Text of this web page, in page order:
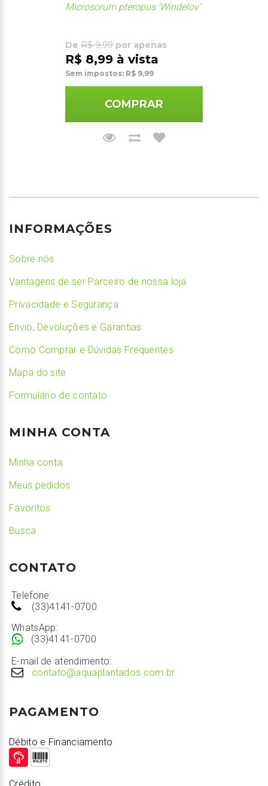
Microsorum pteropus 'Windelov'
De R$ 9,99 por apenas
R$ 8,99 à vista
Sem impostos: R$ 9,99
COMPRAR
INFORMAÇÕES
Sobre nós
Vantagens de ser Parceiro de nossa loja
Privacidade e Segurança
Envio, Devoluções e Garantias
Como Comprar e Dúvidas Frequentes
Mapa do site
Formulário de contato
MINHA CONTA
Minha conta
Meus pedidos
Favoritos
Busca
CONTATO
Telefone:
(33)4141-0700
WhatsApp:
(33)4141-0700
E-mail de atendimento:
contato@aquaplantados.com.br
PAGAMENTO
Débito e Financiamento